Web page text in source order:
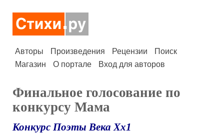
Авторы Произведения Рецензии
Поиск
Магазин
О портале Вход для авторов
Финальное голосование по
конкурсу Мама
Конкурс Поэты Века Хх1